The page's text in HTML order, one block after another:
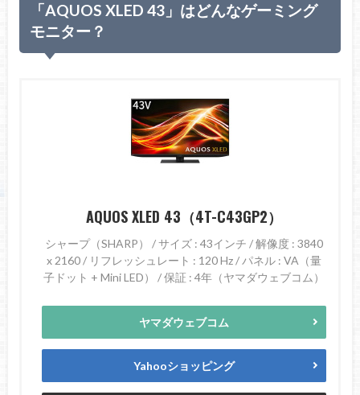
「AQUOS XLED 43」はどんなゲーミング
モニター？
AQUOS XLED 43（4T-C43GP2）
シャープ（SHARP） / サイズ : 43インチ / 解像度 : 3840
x 2160 / リフレッシュレート : 120 Hz / パネル : VA（量
子ドット + Mini LED） / 保証 : 4年（ヤマダウェブコム）
ヤマダウェブコム
Yahooショッピング